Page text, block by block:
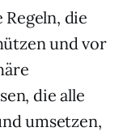
die
und vor
die alle
umsetzen,